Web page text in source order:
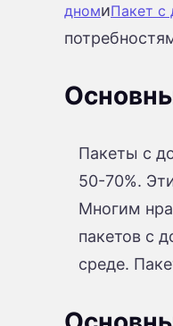
дномиПакет с
Пакеты с
50-70%.
Многим
пакетов с
среде.